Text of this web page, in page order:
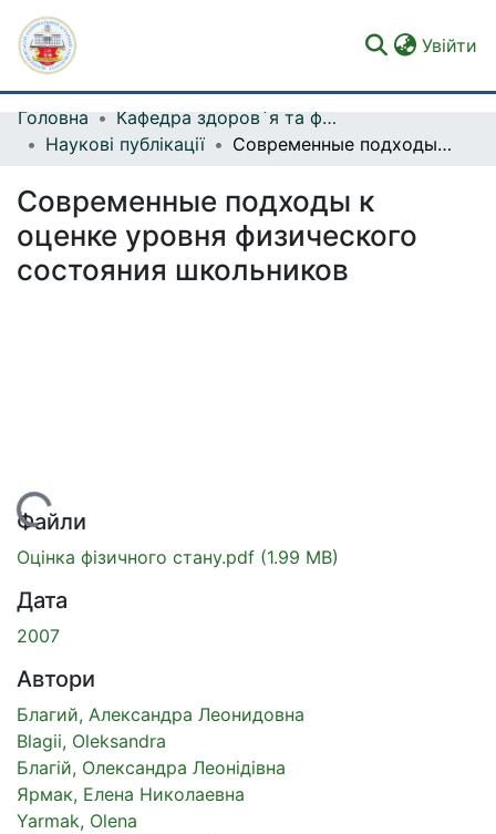
Увійти
Фонди та зібрання
Статистика
Головна
Кафедра здоров`я та фізичної рекреації
Наукові публікації
Современные подходы к оценке уровня физического состояния школьников
Современные подходы к
оценке уровня физического
состояния школьников
Вантажиться...
Файли
Оцінка фізичного стану.pdf (1.99 MB)
Дата
2007
Автори
Благий, Александра Леонидовна
Blagii, Oleksandra
Благій, Олександра Леонідівна
Ярмак, Елена Николаевна
Yarmak, Olena